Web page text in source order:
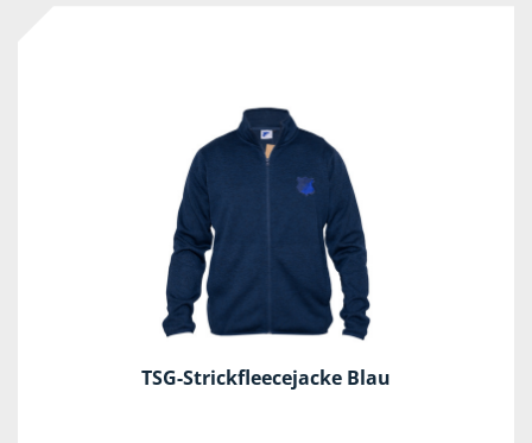
TSG-Strickfleecejacke Blau